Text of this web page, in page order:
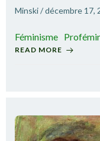
Minski/décembre 17,
Féminisme
READ MORE